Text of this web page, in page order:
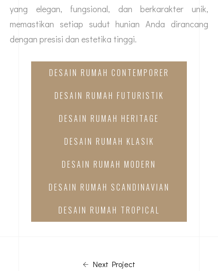
yang elegan, fungsional, dan berkarakter unik,
memastikan setiap sudut hunian Anda dirancang
dengan presisi dan estetika tinggi.
DESAIN RUMAH CONTEMPORER
DESAIN RUMAH FUTURISTIK
DESAIN RUMAH HERITAGE
DESAIN RUMAH KLASIK
DESAIN RUMAH MODERN
DESAIN RUMAH SCANDINAVIAN
DESAIN RUMAH TROPICAL
Next Project